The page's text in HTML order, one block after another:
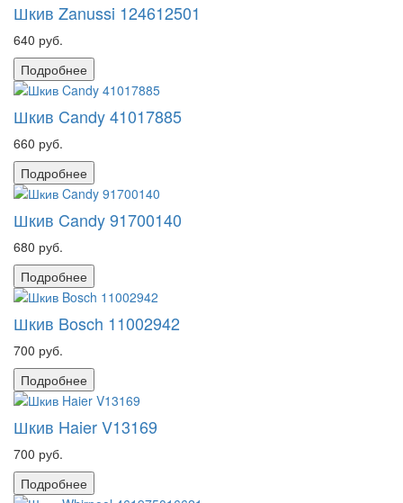
Шкив Zanussi 124612501
640 руб.
Подробнее
Шкив Candy 41017885
660 руб.
Подробнее
Шкив Candy 91700140
680 руб.
Подробнее
Шкив Bosch 11002942
700 руб.
Подробнее
Шкив Haier V13169
700 руб.
Подробнее